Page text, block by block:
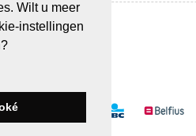
Wilt u meer
instellingen